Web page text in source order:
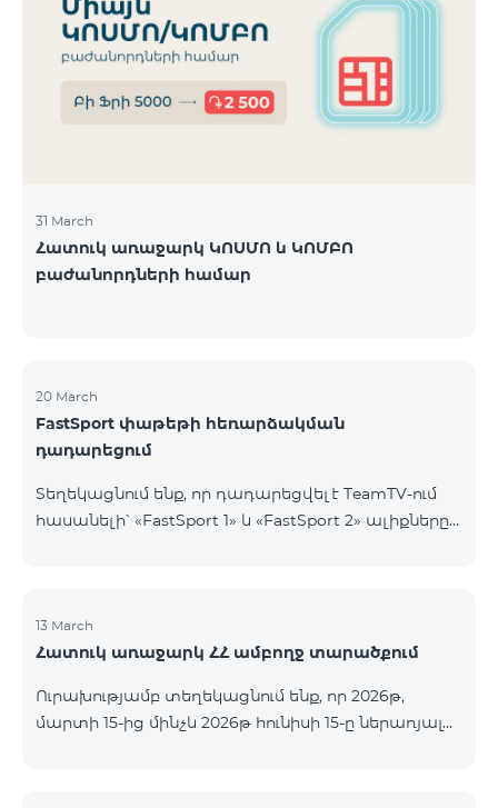
31 March
Հատուկ առաջարկ ԿՈՍՄՈ և ԿՈՄԲՈ
բաժանորդների համար
20 March
FastSport փաթեթի հեռարձակման
դադարեցում
Տեղեկացնում ենք, որ դադարեցվել է TeamTV-ում
հասանելի՝ «FastSport 1» և «FastSport 2» ալիքները
Հարցերի կամ լրացուցիչ տեղեկությունների
համար խնդրում ենք դիմել «Ֆասթ Մեդիա»
13 March
Հատուկ առաջարկ ՀՀ ամբողջ տարածքում
Ուրախությամբ տեղեկացնում ենք, որ 2026թ,
մարտի 15-ից մինչև 2026թ հունիսի 15-ը ներառյալ